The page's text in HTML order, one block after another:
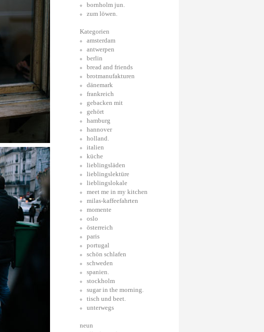
bornholm jun.
zum löwen.
Kategorien
amsterdam
antwerpen
berlin
bread and friends
brotmanufakturen
dänemark
frankreich
gebacken mit
gehört
hamburg
hannover
holland.
italien
küche
lieblingsläden
lieblingslektüre
lieblingslokale
meet me in my kitchen
milas-kaffeefahrten
momente
oslo
österreich
paris
portugal
schön schlafen
schweden
spanien.
stockholm
sugar in the morning.
tisch und beet.
unterwegs
neun